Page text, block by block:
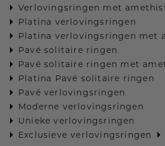
Verlovingsringen met
Platina verlovingsringen
Platina verlovingsringen met
Pavé solitaire ringen
Pavé solitaire ringen met
Platina Pavé solitaire ringen
Pavé verlovingsringen
Moderne verlovingsringen
Unieke verlovingsringen
Exclusieve verlovingsringen